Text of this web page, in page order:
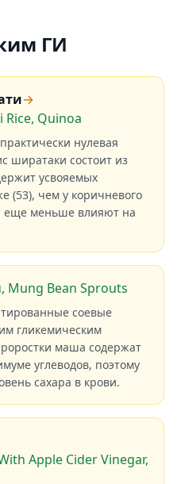
ГИ
→
Rice, Quinoa
нулевая
ширатаки состоит из
усвояемых
(53), чем у коричневого
еще меньше влияют на
Mung Bean Sprouts
соевые
гликемическим
маша содержат
углеводов, поэтому
сахара в крови.
Apple Cider Vinegar,